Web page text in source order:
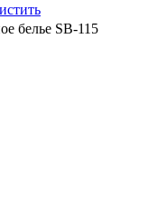
белье SB-115